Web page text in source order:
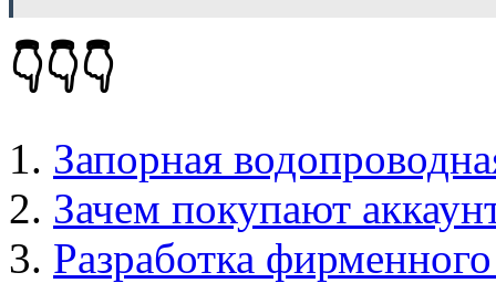
👇👇👇
Запорная
Зачем покупают
Разработка